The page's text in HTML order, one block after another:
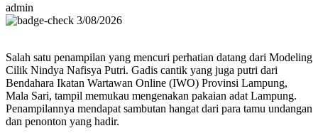
admin
3/08/2026
Salah satu penampilan yang mencuri perhatian datang dari Modeling
Cilik Nindya Nafisya Putri. Gadis cantik yang juga putri dari
Bendahara Ikatan Wartawan Online (IWO) Provinsi Lampung,
Mala Sari, tampil memukau mengenakan pakaian adat Lampung.
Penampilannya mendapat sambutan hangat dari para tamu undangan
dan penonton yang hadir.